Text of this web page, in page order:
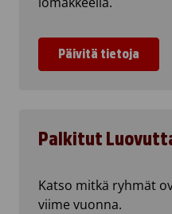
Päivitä tietoja
Palkitut
Katso mitkä ryhmät
viime vuonna.